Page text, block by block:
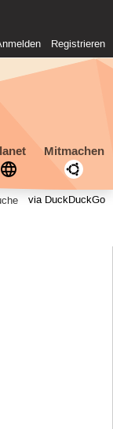
Registrieren
Mitmachen
via DuckDuckGo